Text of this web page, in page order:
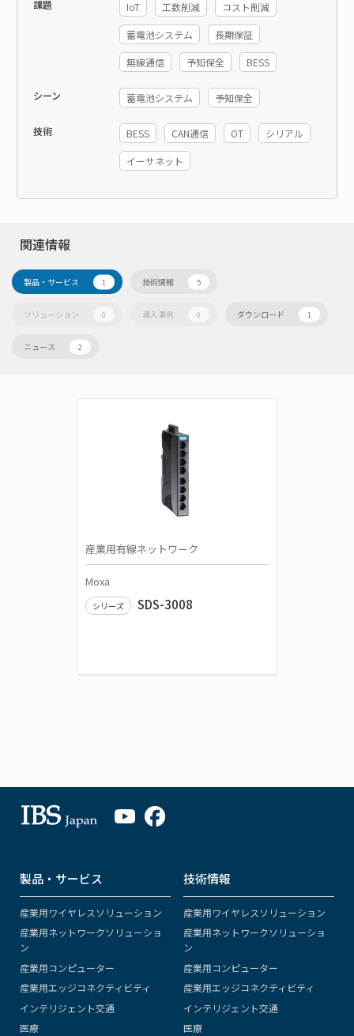
課題 IoT 工数削減 コスト削減
蓄電池システム 長期保証
無線通信 予知保全 BESS
シーン 蓄電池システム 予知保全
技術 BESS CAN通信 OT シリアル
イーサネット
関連情報
製品・サービス 1 技術情報 5
ソリューション 0 導入事例 0 ダウンロード 1
ニュース 2
産業用有線ネットワーク
Moxa
シリーズ SDS-3008
製品・サービス
産業用ワイヤレスソリューション
産業用ネットワークソリューショ
ン
産業用コンピューター
産業用エッジコネクティビティ
インテリジェント交通
医療
技術情報
産業用ワイヤレスソリューション
産業用ネットワークソリューショ
ン
産業用コンピューター
産業用エッジコネクティビティ
インテリジェント交通
医療